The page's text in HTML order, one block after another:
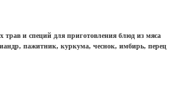
и специй для приготовления блюд из мяса
пажитник, куркума, чеснок, имбирь, перец